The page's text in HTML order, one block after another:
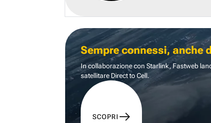
Sempre connessi, anche
In collaborazione con Starlink, Fastweb
satellitare Direct to Cell.
SCOPRI